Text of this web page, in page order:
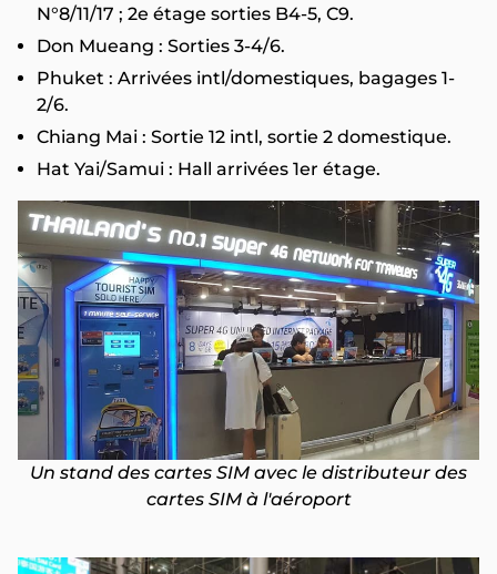
N°8/11/17 ; 2e étage sorties B4-5, C9.
Don Mueang : Sorties 3-4/6.
Phuket : Arrivées intl/domestiques, bagages 1-
2/6.
Chiang Mai : Sortie 12 intl, sortie 2 domestique.
Hat Yai/Samui : Hall arrivées 1er étage.
Un stand des cartes SIM avec le distributeur des
cartes SIM à l'aéroport